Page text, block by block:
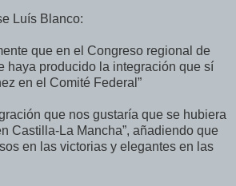
Luís Blanco:
que en el Congreso regional de
haya producido la integración que sí
en el Comité Federal”
que nos gustaría que se hubiera
Castilla-La Mancha”, añadiendo que
en las victorias y elegantes en las